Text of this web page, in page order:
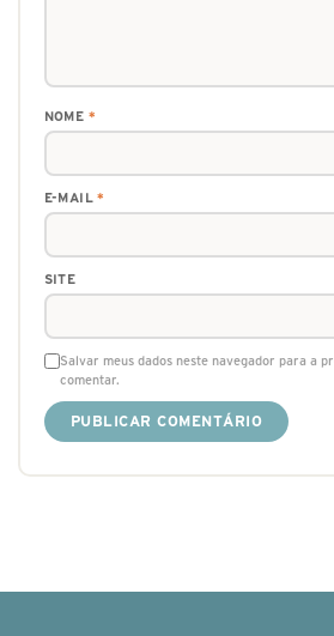
NOME *
E-MAIL*
SITE
Salvar meus dados neste navegador para a
comentar.